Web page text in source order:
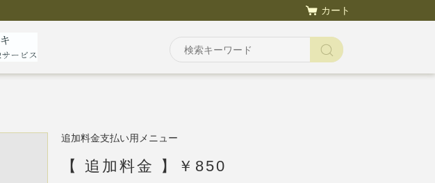
カート
追加料金支払い用メニュー
【 追加料金 】￥850